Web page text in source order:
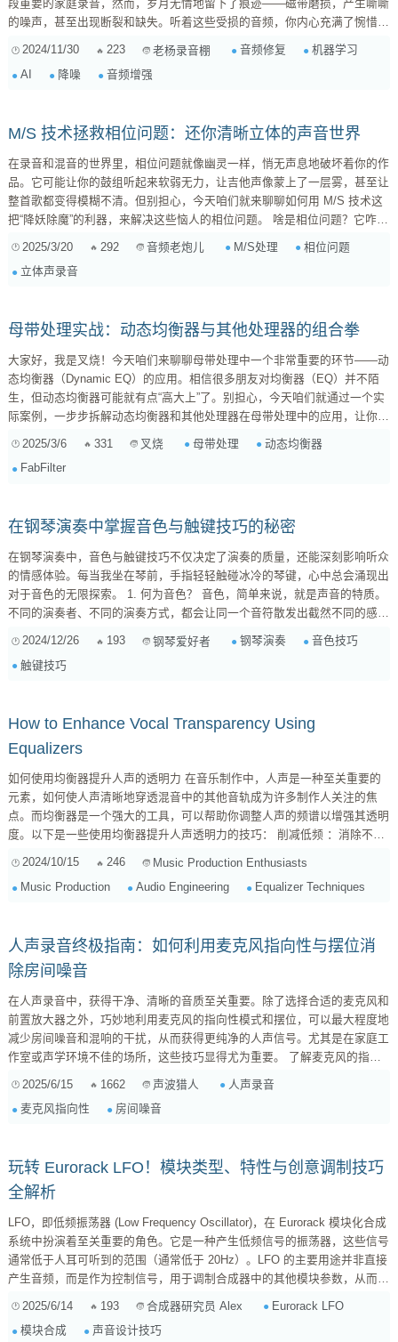
段重要的家庭录音，然而，岁月无情地留下了痕迹——磁带磨损，产生嘶嘶
的噪声，甚至出现断裂和缺失。听着这些受损的音频，你内心充满了惋惜和
有限。而机器学习则提供了全新的可能性。通过训练大量的音频数据，ML
2024/11/30 223 老杨录音棚 音频修复
机器学习
AI
降噪 音频增强
M/S 技术拯救相位问题：还你清晰立体的声音世界
在录音和混音的世界里，相位问题就像幽灵一样，悄无声息地破坏着你的作
品。它可能让你的鼓组听起来软弱无力，让吉他声像蒙上了一层雾，甚至让
整首歌都变得模糊不清。但别担心，今天咱们就来聊聊如何用 M/S 技术这
把“降妖除魔”的利器，来解决这些恼人的相位问题。 啥是相位问题？它咋就
简单来说，当两个或多个声波叠加在一起时，如果它们的波峰和波谷没有对
齐，就会发生相位抵消，导致声音变小、变薄，甚至完全消失。这就像两个
2025/3/20 292 音频老炮儿 M/S处理
相位问题
立体声录音
母带处理实战：动态均衡器与其他处理器的组合拳
大家好，我是叉烧！今天咱们来聊聊母带处理中一个非常重要的环节——动
态均衡器（Dynamic EQ）的应用。相信很多朋友对均衡器（EQ）并不陌
生，但动态均衡器可能就有点“高大上”了。别担心，今天咱们就通过一个实
际案例，一步步拆解动态均衡器和其他处理器在母带处理中的应用，让你彻
么需要动态均衡器。传统的静态均衡器，一旦设置好参数，它就会对整个音
频信号进行“一视同仁”的处理。但音乐是动态的，不同频段的能量会随着时
2025/3/6 331 叉烧 母带处理
动态均衡器
FabFilter
在钢琴演奏中掌握音色与触键技巧的秘密
在钢琴演奏中，音色与触键技巧不仅决定了演奏的质量，还能深刻影响听众
的情感体验。每当我坐在琴前，手指轻轻触碰冰冷的琴键，心中总会涌现出
对于音色的无限探索。 1. 何为音色？ 音色，简单来说，就是声音的特质。
不同的演奏者、不同的演奏方式，都会让同一个音符散发出截然不同的感
觉。比如，同样是C大调，演奏者的用力与放松程度、指尖的力度，都可以
让这个音符如春风般柔和，或如雷霆般震撼。 2. 触键的一些基本技巧 掌握
触键技巧是实现理想音色的基础。首先，手指需要保持放松。你可以试着在
2024/12/26 193 钢琴爱好者 钢琴演奏
音色技巧
触键技巧
How to Enhance Vocal Transparency Using
Equalizers
如何使用均衡器提升人声的透明力 在音乐制作中，人声是一种至关重要的
元素，如何使人声清晰地穿透混音中的其他音轨成为许多制作人关注的焦
点。而均衡器是一个强大的工具，可以帮助你调整人声的频谱以增强其透明
度。以下是一些使用均衡器提升人声透明力的技巧： 削减低频 ：消除不必
以增强人声在那个区域内的存在感。 ...
2024/10/15 246
Music Production Enthusiasts
Music Production
Audio Engineering Equalizer Techniques
人声录音终极指南：如何利用麦克风指向性与摆位消
除房间噪音
在人声录音中，获得干净、清晰的音质至关重要。除了选择合适的麦克风和
前置放大器之外，巧妙地利用麦克风的指向性模式和摆位，可以最大程度地
减少房间噪音和混响的干扰，从而获得更纯净的人声信号。尤其是在家庭工
作室或声学环境不佳的场所，这些技巧显得尤为重要。 了解麦克风的指向
（0度）的声音最为敏感，对来自后方的声音抑制效果最好。这种模式非常
2025/6/15 1662 声波猎人
人声录音
麦克风指向性
房间噪音
玩转 Eurorack LFO！模块类型、特性与创意调制技巧
全解析
LFO，即低频振荡器 (Low Frequency Oscillator)，在 Eurorack 模块化合成
系统中扮演着至关重要的角色。它是一种产生低频信号的振荡器，这些信号
通常低于人耳可听到的范围（通常低于 20Hz）。LFO 的主要用途并非直接
产生音频，而是作为控制信号，用于调制合成器中的其他模块参数，从而创
说，掌握 LFO 的各种类型、特性以及调制技巧，是解锁无限声音可能性的
关键。 Eurorack LFO 的主要类型 Eurorack 世界中 LFO 模块种类繁多，功
2025/6/14 193 合成器研究员 Alex
Eurorack LFO
模块合成
声音设计技巧